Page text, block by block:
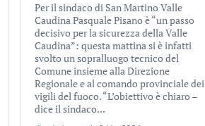
Per il sindaco di San Martino Valle
Caudina Pasquale Pisano è “un passo
decisivo per la sicurezza della Valle
Caudina”: questa mattina si è infatti
svolto un sopralluogo tecnico del
Comune insieme alla Direzione
Regionale e al comando provinciale dei
vigili del fuoco. “L’obiettivo è chiaro –
dice il sindaco...